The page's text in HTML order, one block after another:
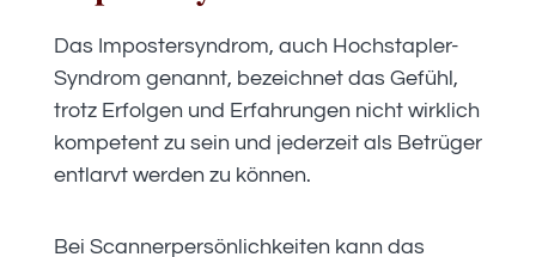
Das Impostersyndrom, auch Hochstapler-
Syndrom genannt, bezeichnet das Gefühl,
trotz Erfolgen und Erfahrungen nicht wirklich
kompetent zu sein und jederzeit als Betrüger
entlarvt werden zu können.
Bei Scannerpersönlichkeiten kann das